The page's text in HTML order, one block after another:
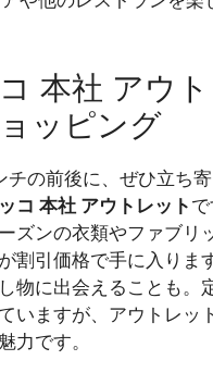
本社 アウ
ッピング
の前後に、ぜひ立ち
コ 本社 アウトレット
ズンの衣類やファブリ
割引価格で手に入りま
物に出会えることも。
いますが、アウトレッ
力です。